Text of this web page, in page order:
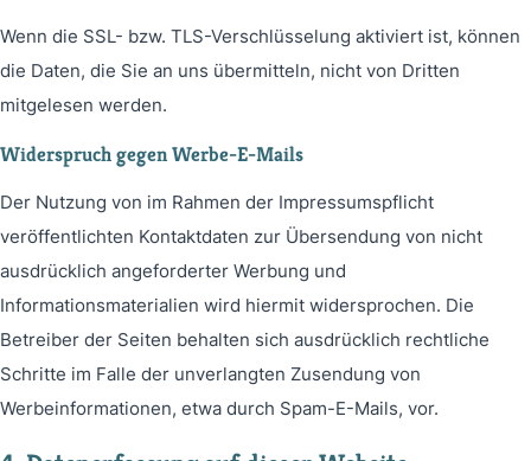
Wenn die SSL- bzw. TLS-Verschlüsselung aktiviert ist, können
die Daten, die Sie an uns übermitteln, nicht von Dritten
mitgelesen werden.
Widerspruch gegen Werbe-E-Mails
Der Nutzung von im Rahmen der Impressumspflicht
veröffentlichten Kontaktdaten zur Übersendung von nicht
ausdrücklich angeforderter Werbung und
Informationsmaterialien wird hiermit widersprochen. Die
Betreiber der Seiten behalten sich ausdrücklich rechtliche
Schritte im Falle der unverlangten Zusendung von
Werbeinformationen, etwa durch Spam-E-Mails, vor.